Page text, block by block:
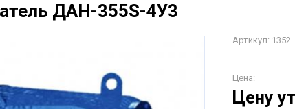
ДАН-355S-4У3
Артикул: 1352
Цена:
Цену